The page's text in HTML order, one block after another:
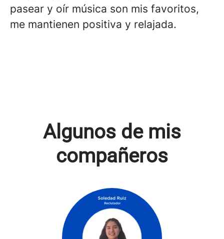
pasear y oír música son mis favoritos,
me mantienen positiva y relajada.
Algunos de mis
compañeros